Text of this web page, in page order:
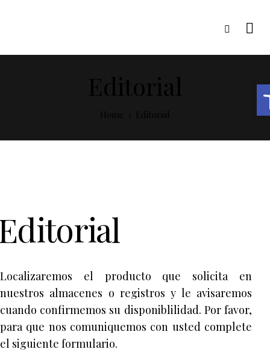
Localizaremos el producto que solicita en
nuestros almacenes o registros y le avisaremos
cuando confirmemos su disponiblilidad. Por favor,
para que nos comuniquemos con usted complete
el siguiente formulario.
Abrir barra